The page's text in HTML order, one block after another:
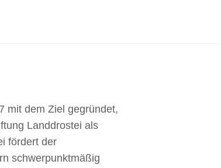
mit dem Ziel gegründet,
Landdrostei als
fördert der
schwerpunktmäßig